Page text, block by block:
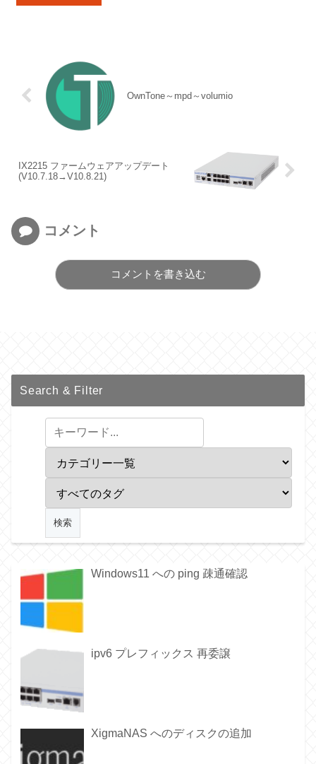
OwnTone～mpd～volumio
IX2215 ファームウェアアップデート
(V10.7.18→V10.8.21)
コメント
コメントを書き込む
Search & Filter
Windows11 への ping 疎通確認
ipv6 プレフィックス 再委譲
XigmaNAS へのディスクの追加